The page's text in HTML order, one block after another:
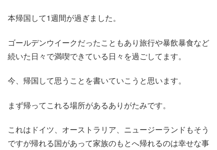
本帰国して1週間が過ぎました。
ゴールデンウイークだったこともあり旅行や暴飲暴食など
続いた日々で満喫できている日々を過ごしてます。
今、帰国して思うことを書いていこうと思います。
まず帰ってこれる場所があるありがたみです。
これはドイツ、オーストラリア、ニュージーランドもそう
ですが帰れる国があって家族のもとへ帰れるのは幸せな事